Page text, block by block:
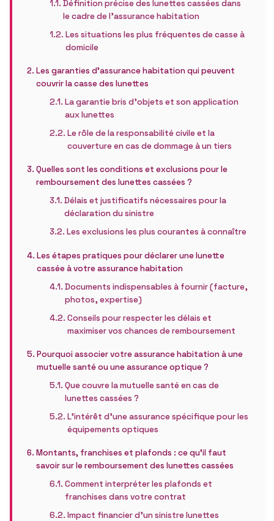
Définition précise des lunettes cassées dans
le cadre de l’assurance habitation
Les situations les plus fréquentes de casse à
domicile
Les garanties d’assurance habitation qui peuvent
couvrir la casse des lunettes
La garantie bris d’objets et son application
aux lunettes
Le rôle de la responsabilité civile et la
couverture en cas de dommage à un tiers
Quelles sont les conditions et exclusions pour le
remboursement des lunettes cassées ?
Délais et justificatifs nécessaires pour la
déclaration du sinistre
Les exclusions les plus courantes à connaître
Les étapes pratiques pour déclarer une lunette
cassée à votre assurance habitation
Documents indispensables à fournir (facture,
photos, expertise)
Conseils pour respecter les délais et
maximiser vos chances de remboursement
Pourquoi associer votre assurance habitation à une
mutuelle santé ou une assurance optique ?
Que couvre la mutuelle santé en cas de
lunettes cassées ?
L’intérêt d’une assurance spécifique pour les
équipements optiques
Montants, franchises et plafonds : ce qu’il faut
savoir sur le remboursement des lunettes cassées
Comment interpréter les plafonds et
franchises dans votre contrat
Impact financier d’un sinistre lunettes